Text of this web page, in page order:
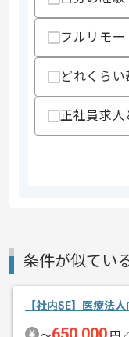
フルリモ
どれくら
正社員求人
条件が似てい
【社内SE】医療法